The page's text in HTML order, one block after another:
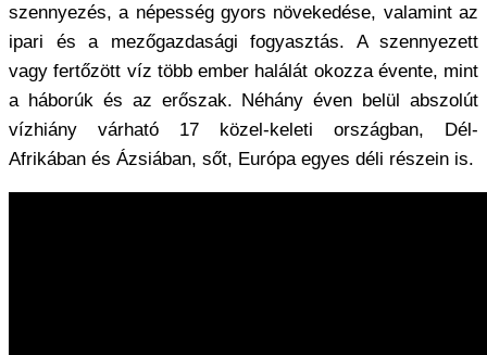
szennyezés, a népesség gyors növekedése, valamint az
ipari és a mezőgazdasági fogyasztás. A szennyezett
vagy fertőzött víz több ember halálát okozza évente, mint
a háborúk és az erőszak. Néhány éven belül abszolút
vízhiány várható 17 közel-keleti országban, Dél-
Afrikában és Ázsiában, sőt, Európa egyes déli részein is.